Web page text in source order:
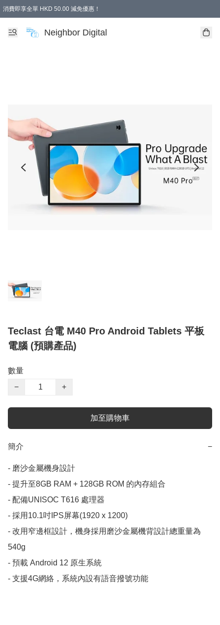
消費即享全單 HKD 50.00 減免優惠！
Neighbor Digital
Teclast 台電 M40 Pro Android Tablets 平板
電腦 (預購產品)
數量
−
+
加至購物車
簡介 −
- 磨沙金屬機身設計
- 提升至8GB RAM + 128GB ROM 的內存組合
- 配備UNISOC T616 處理器
- 採用10.1吋IPS屏幕(1920 x 1200)
- 改用窄邊框設計，機身採用磨沙金屬機背設計總重量為
540g
- 預載 Android 12 原生系統